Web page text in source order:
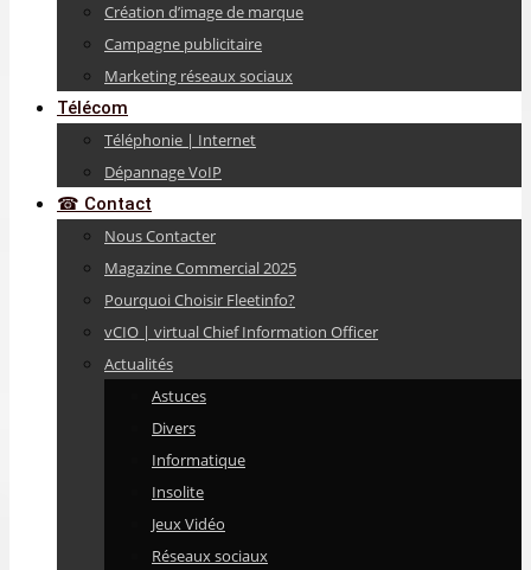
Création d’image de marque
Campagne publicitaire
Marketing réseaux sociaux
Télécom
Téléphonie | Internet
Dépannage VoIP
☎ Contact
Nous Contacter
Magazine Commercial 2025
Pourquoi Choisir Fleetinfo?
vCIO | virtual Chief Information Officer
Actualités
Astuces
Divers
Informatique
Insolite
Jeux Vidéo
Réseaux sociaux